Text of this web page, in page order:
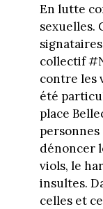
En lutte
sexuelles.
collectif
contre les
été
place
dénoncer
viols, le
insultes.
celles et